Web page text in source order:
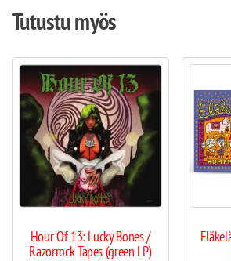
Tutustu myös
Hour Of 13: Lucky Bones /
Razorrock Tapes (green LP)